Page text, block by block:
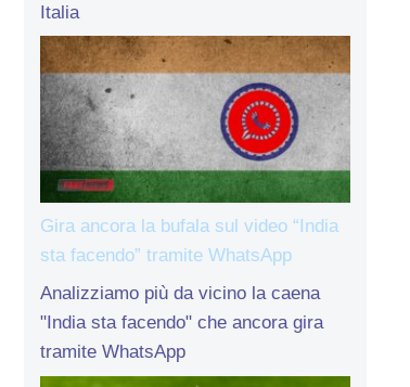
Italia
Gira ancora la bufala sul video “India
sta facendo” tramite WhatsApp
Analizziamo più da vicino la caena
"India sta facendo" che ancora gira
tramite WhatsApp